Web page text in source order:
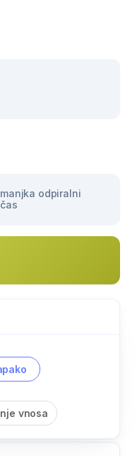
manjka odpiralni
čas
vnosa